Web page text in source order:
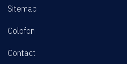
Sitemap
Colofon
Contact